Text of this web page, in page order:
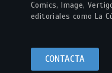
Comics, Image,
editoriales como La
CONTACTA